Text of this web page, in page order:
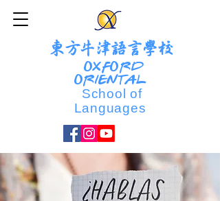
東方牛津語言學校
OXFORD
ORIENTAL
School of
Languages